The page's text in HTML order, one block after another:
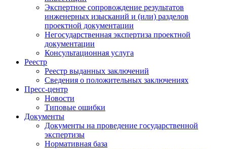
Экспертное сопровождение результатов
инженерных изысканий и (или) разделов
проектной документации
Негосударственная экспертиза проектной
документации
Консультационная услуга
Реестр
Реестр выданных заключений
Сведения о положительных заключениях
Пресс-центр
Новости
Типовые ошибки
Документы
Документы на проведение государственной
экспертизы
Нормативная база